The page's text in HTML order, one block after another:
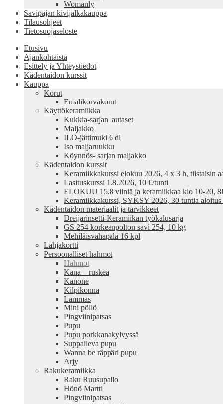
Womanly
Savipajan kivijalkakauppa
Tilausohjeet
Tietosuojaseloste
Etusivu
Ajankohtaista
Esittely ja Yhteystiedot
Kädentaidon kurssit
Kauppa
Korut
Emalikorvakorut
Käyttökeramiikka
Kukkia-sarjan lautaset
Maljakko
ILO-jättimuki 6 dl
Iso maljaruukku
Köynnös- sarjan maljakko
Kädentaidon kurssit
Keramiikkakurssi elokuu 2026, 4 x 3 h, tiistaisin
Lasituskurssi 1.8.2026, 10 €/tunti
ELOKUU 15.8 viiniä ja keramiikkaa klo 10-20,
Keramiikkakurssi, SYKSY 2026, 30 tuntia aloitus
Kädentaidon materiaalit ja tarvikkeet
Dreijarinsetti-Keramiikan työkalusarja
GS 254 korkeanpolton savi 254, 10 kg
Mehiläisvahapala 16 kpl
Lahjakortti
Persoonalliset hahmot
Hahmot
Kana – ruskea
Kanone
Kilpikonna
Lammas
Mini pöllö
Pingviinipatsas
Pupu
Pupu porkkanakylvyssä
Suppaileva pupu
Wanna be räppäri pupu
Ärjy
Rakukeramiikka
Raku Ruusupallo
Hönö Martti
Pingviinipatsas